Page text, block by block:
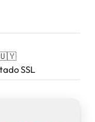
🇺🇾
SSL